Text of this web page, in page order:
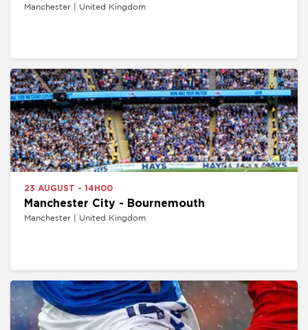
Manchester | United Kingdom
23 AUGUST - 14H00
Manchester City - Bournemouth
Manchester | United Kingdom